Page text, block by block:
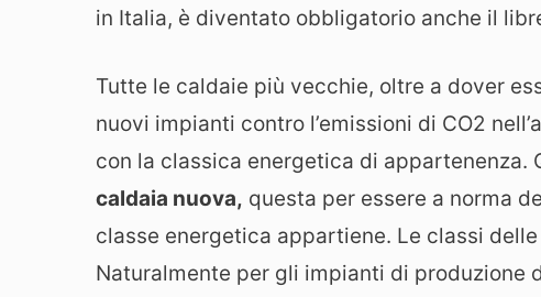
in Italia, è diventato obbligatorio anche il
Tutte le caldaie più vecchie, oltre a dover
nuovi impianti contro l’emissioni di CO2
con la classica energetica di appartenenza.
caldaia nuova, questa per essere a norma
classe energetica appartiene. Le classi
Naturalmente per gli impianti di produzione